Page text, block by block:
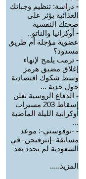
- دراسة: تنظيم وجباتك
الغذائية يؤثر على
صحتك النفسية
- أوكرانيا والناتو..
عضوية مؤجلة أم طريق
مسدود؟
- ترمب يلمح لإنهاء
إغلاق مضيق هرمز
وسط شكوك اقتصادية
حول جدية ...
- الدفاع الروسية تعلن
إسقاط 203 مسيرات
أوكرانية الليلة الماضية
...
- -نوفوستي-: موعد
مسابقة -إنترفيجن- في
السعودية لم يحدد بعد
المزيد.....